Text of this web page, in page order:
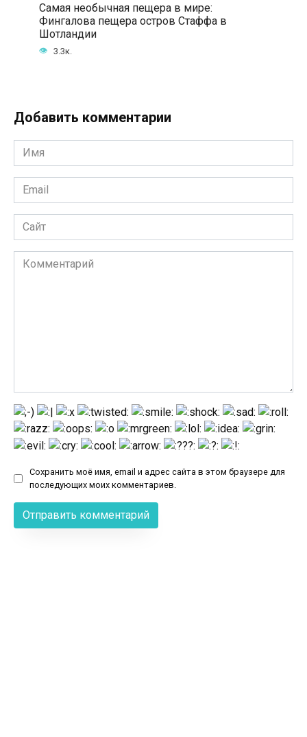
Самая необычная пещера в мире:
Фингалова пещера остров Стаффа в
Шотландии
3.3к.
Добавить комментарии
Имя
*
Email
*
Сайт
Комментарий
Сохранить моё имя, email и адрес сайта в этом браузере для
последующих моих комментариев.